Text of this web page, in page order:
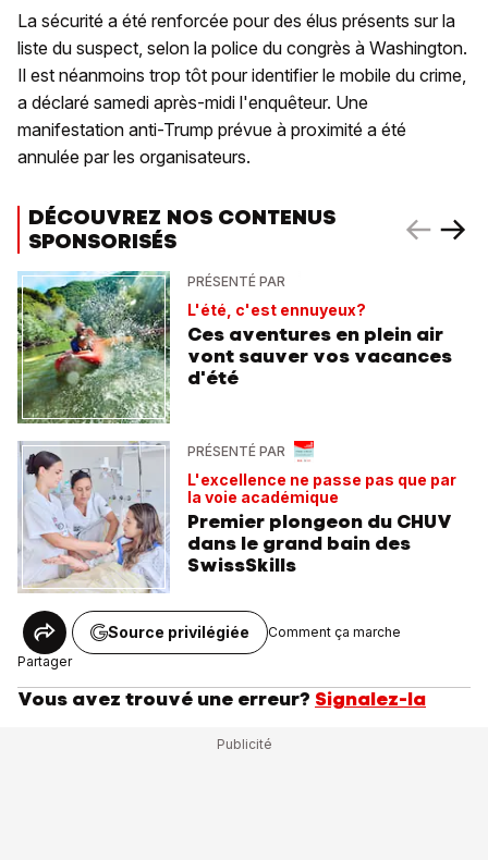
La sécurité a été renforcée pour des élus présents sur la
liste du suspect, selon la police du congrès à Washington.
Il est néanmoins trop tôt pour identifier le mobile du crime,
a déclaré samedi après-midi l'enquêteur. Une
manifestation anti-Trump prévue à proximité a été
annulée par les organisateurs.
DÉCOUVREZ NOS CONTENUS
SPONSORISÉS
PRÉSENTÉ PAR
L'été, c'est ennuyeux?
Ces aventures en plein air
vont sauver vos vacances
d'été
PRÉSENTÉ PAR
L'excellence ne passe pas que par
la voie académique
Premier plongeon du CHUV
dans le grand bain des
SwissSkills
Partager
Source privilégiée Comment ça marche
Vous avez trouvé une erreur? Signalez-la